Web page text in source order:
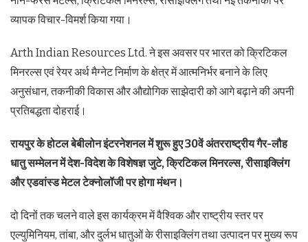
व्यापक विचार-विमर्श किया गया।
Arth Indian Resources Ltd. ने इस अवसर पर भारत को क्रिटिकल
मिनरल्स एवं रेयर अर्थ मैग्नेट निर्माण के क्षेत्र में आत्मनिर्भर बनाने के लिए
अनुसंधान, तकनीकी विकास और औद्योगिक साझेदारी को आगे बढ़ाने की अपनी
प्रतिबद्धता दोहराई।
रायपुर के होटल बेबीलोन इंटरनेशनल में शुरू हुए 30वें अंतरराष्ट्रीय गैर-लौह
धातु सम्मेलन में देश-विदेश के विशेषज्ञ जुटे, क्रिटिकल मिनरल्स, रीसाइक्लिंग
और एडवांस्ड मेटल टेक्नोलॉजी पर होगा मंथन।
दो दिनों तक चलने वाले इस कार्यक्रम में वैश्विक और राष्ट्रीय स्तर पर
एल्युमिनियम, तांबा, और दुर्लभ धातुओं के रीसाइक्लिंग तथा उत्पादन पर मुख्य रूप